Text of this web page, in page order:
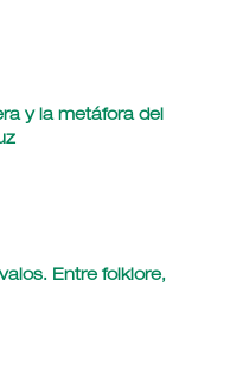
y la metáfora del
Entre folklore,